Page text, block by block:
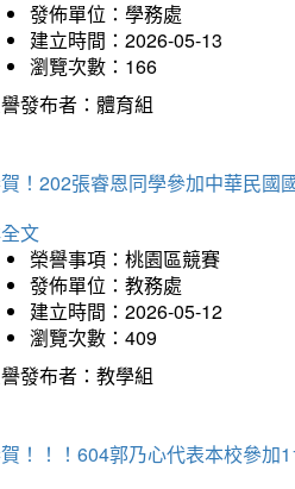
發佈單位：學務處
建立時間：2026-05-13
瀏覽次數：166
發布者：體育組
！202張睿恩同學參加中華民國
文
榮譽事項：桃園區競賽
發佈單位：教務處
建立時間：2026-05-12
瀏覽次數：409
發布者：教學組
！！！604郭乃心代表本校參加